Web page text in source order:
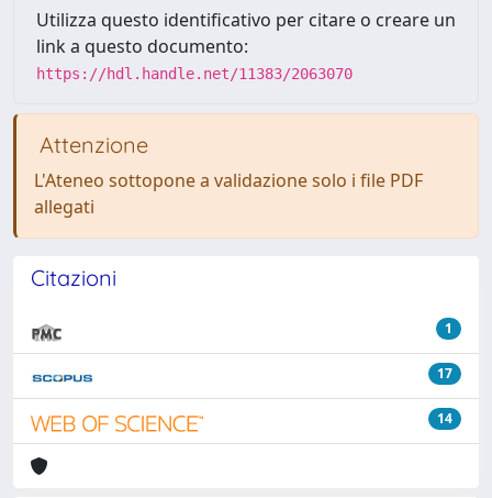
Utilizza questo identificativo per citare o creare un
link a questo documento:
https://hdl.handle.net/11383/2063070
Attenzione
L'Ateneo sottopone a validazione solo i file PDF
allegati
Citazioni
1
17
14